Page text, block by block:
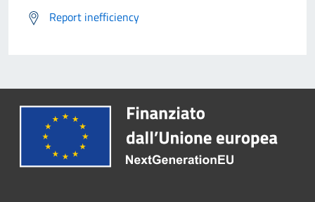
Report inefficiency